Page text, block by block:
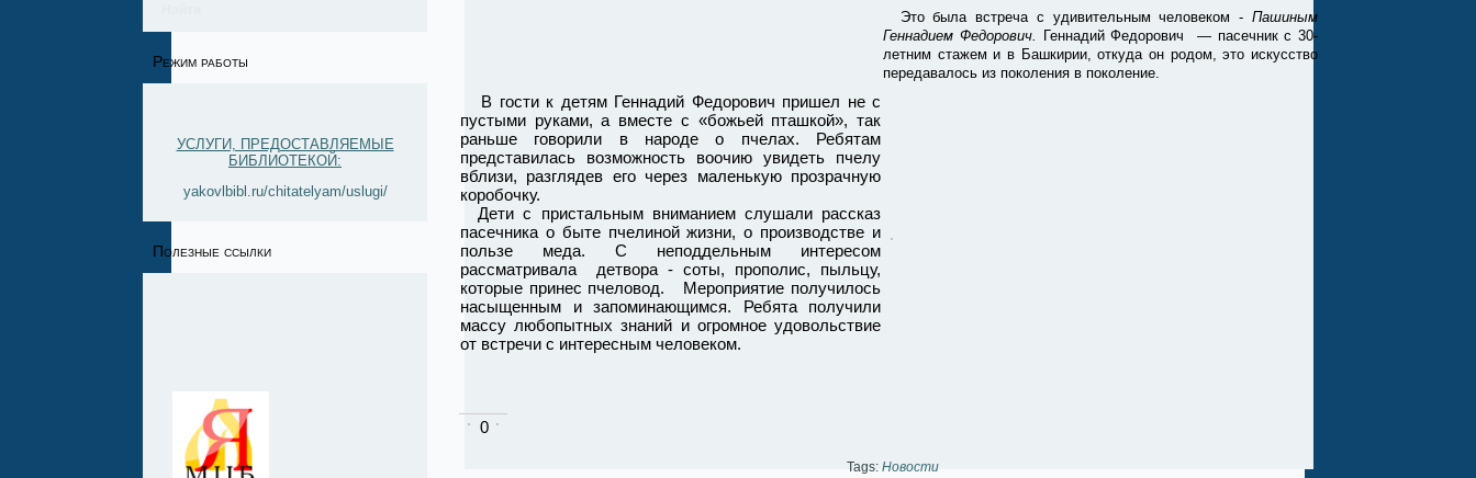
Режим работы
УСЛУГИ, ПРЕДОСТАВЛЯЕМЫЕ
БИБЛИОТЕКОЙ:
yakovlbibl.ru/chitatelyam/uslugi/
Полезные ссылки
Это была встреча с удивительным человеком -Пашиным
Геннадием Федорович.
Геннадий Федорович — пасечник с 30-
летним стажем и в Башкирии, откуда он родом, это искусство
передавалось из поколения в поколение.
В гости к детям Геннадий Федорович пришел не с
пустыми руками, а вместе с «божьей пташкой», так
раньше говорили в народе о пчелах. Ребятам
представилась возможность воочию увидеть пчелу
вблизи, разглядев его через маленькую прозрачную
коробочку.
Дети с пристальным вниманием слушали рассказ
пасечника о быте пчелиной жизни, о производстве и
пользе меда. С неподдельным интересом
рассматривала детвора - соты, прополис, пыльцу,
которые принес пчеловод. Мероприятие получилось
насыщенным и запоминающимся. Ребята получили
массу любопытных знаний и огромное удовольствие
от встречи с интересным человеком.
0
Tags: Новости